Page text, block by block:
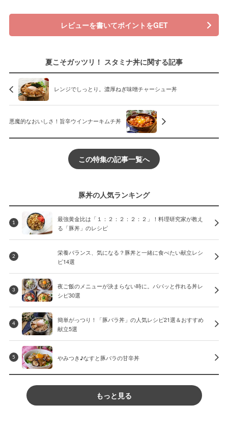
レビューを書いてポイントをGET
夏こそガッツリ！ スタミナ丼に関する記事
レンジでしっとり。濃厚ねぎ味噌チャーシュー丼
悪魔的なおいしさ！旨辛ウインナーキムチ丼
この特集の記事一覧へ
豚丼の人気ランキング
1
最強黄金比は「１：２：２：２：２」！料理研究家が教え
る「豚丼」のレシピ
2
栄養バランス、気になる？豚丼と一緒に食べたい献立レシ
ピ14選
3
夜ご飯のメニューが決まらない時に。パパッと作れる丼レ
シピ30選
4
簡単がっつり！「豚バラ丼」の人気レシピ21選＆おすすめ
献立5選
5 やみつき♪なすと豚バラの甘辛丼
もっと見る